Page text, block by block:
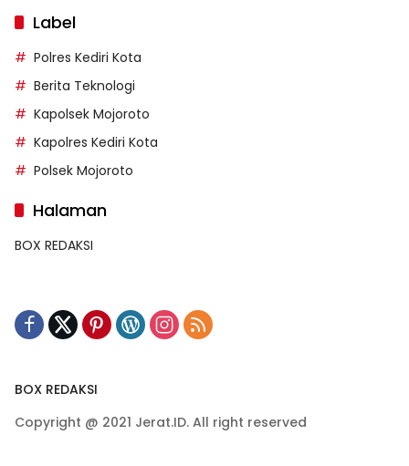
Label
Polres Kediri Kota
Berita Teknologi
Kapolsek Mojoroto
Kapolres Kediri Kota
Polsek Mojoroto
Halaman
BOX REDAKSI
BOX REDAKSI
Copyright @ 2021 Jerat.ID. All right reserved